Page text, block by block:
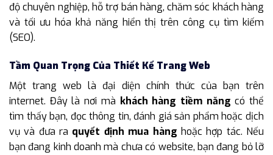
độ chuyên nghiệp, hỗ trợ bán hàng, chăm sóc khách hàng
và tối ưu hóa khả năng hiển thị trên công cụ tìm kiếm
(SEO).
Tầm Quan Trọng Của Thiết Kế Trang Web
Một trang web là đại diện chính thức của bạn trên
internet. Đây là nơi mà khách hàng tiềm năng có thể
tìm thấy bạn, đọc thông tin, đánh giá sản phẩm hoặc dịch
vụ và đưa ra quyết định mua hàng hoặc hợp tác. Nếu
bạn đang kinh doanh mà chưa có website, bạn đang bỏ lỡ